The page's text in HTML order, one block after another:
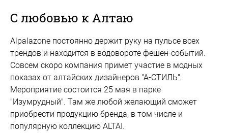
С любовью к Алтаю
Аlpalazone постоянно держит руку на пульсе всех
трендов и находится в водовороте фешен-событий.
Совсем скоро компания примет участие в модных
показах от алтайских дизайнеров "А-СТИЛЬ".
Мероприятие состоится 25 мая в парке
"Изумрудный". Там же любой желающий сможет
приобрести продукцию бренда, в том числе и
популярную коллекцию ALTAI.